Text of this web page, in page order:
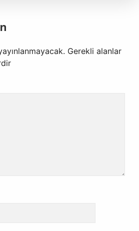
Gerekli alanlar